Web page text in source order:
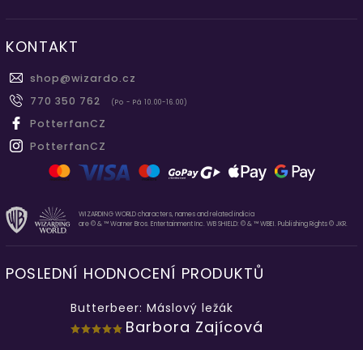
KONTAKT
shop@wizardo.cz
770 350 762
(Po - Pá 10.00-16.00)
PotterfanCZ
PotterfanCZ
WIZARDING WORLD characters, names and related indicia
are © & ™ Warner Bros. Entertainment Inc. WB SHIELD: © & ™ WBEI. Publishing Rights © JKR.
POSLEDNÍ HODNOCENÍ PRODUKTŮ
Butterbeer: Máslový ležák
Barbora Zajícová